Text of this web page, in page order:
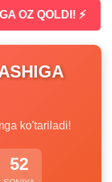
OZ QOLDI! ⚡
ko'tariladi!
52